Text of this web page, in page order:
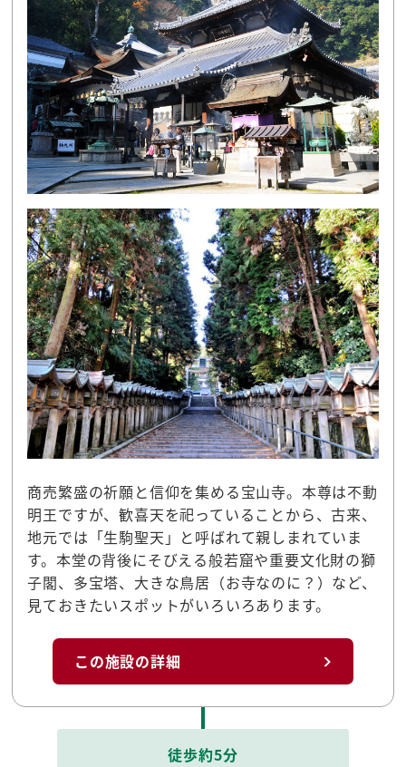
商売繁盛の祈願と信仰を集める宝山寺。本尊は不動
明王ですが、歓喜天を祀っていることから、古来、
地元では「生駒聖天」と呼ばれて親しまれていま
す。本堂の背後にそびえる般若窟や重要文化財の獅
子閣、多宝塔、大きな鳥居（お寺なのに？）など、
見ておきたいスポットがいろいろあります。
この施設の詳細
徒歩約5分